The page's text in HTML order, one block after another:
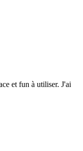
et fun à utiliser. J'ai